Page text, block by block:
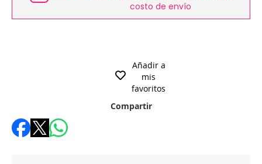
costo de envío
Añadir a
mis
favoritos
Compartir